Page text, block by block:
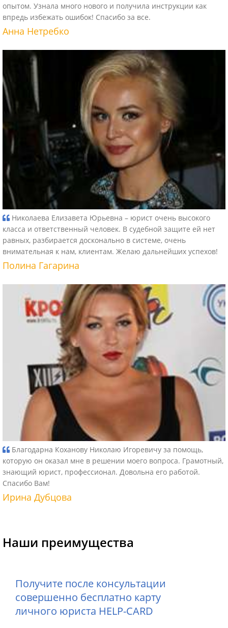
опытом. Узнала много нового и получила инструкции как
впредь избежать ошибок! Спасибо за все.
Анна Нетребко
Николаева Елизавета Юрьевна – юрист очень высокого
класса и ответственный человек. В судебной защите ей нет
равных, разбирается досконально в системе, очень
внимательная к нам, клиентам. Желаю дальнейших успехов!
Полина Гагарина
Благодарна Коханову Николаю Игоревичу за помощь,
которую он оказал мне в решении моего вопроса. Грамотный,
знающий юрист, профессионал. Довольна его работой.
Спасибо Вам!
Ирина Дубцова
Наши преимущества
Получите после консультации
совершенно бесплатно карту
личного юриста HELP-CARD